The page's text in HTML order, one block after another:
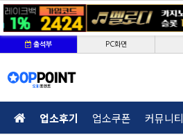
출석부 PC화면
업소후기 업소쿠폰 커뮤니티